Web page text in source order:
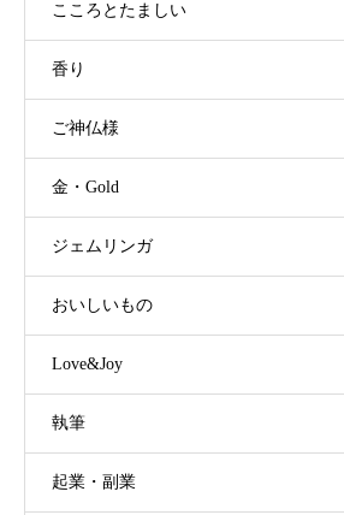
こころとたましい
香り
ご神仏様
金・Gold
ジェムリンガ
おいしいもの
Love&Joy
執筆
起業・副業